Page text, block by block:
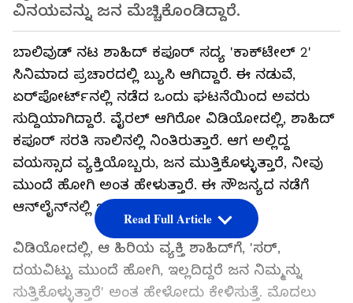
ವಿನಯವನ್ನು ಜನ ಮೆಚ್ಚಿಕೊಂಡಿದ್ದಾರೆ.
ಬಾಲಿವುಡ್ ನಟ ಶಾಹಿದ್ ಕಪೂರ್ ಸದ್ಯ 'ಕಾಕ್‌ಟೇಲ್ 2'
ಸಿನಿಮಾದ ಪ್ರಚಾರದಲ್ಲಿ ಬ್ಯುಸಿ ಆಗಿದ್ದಾರೆ. ಈ ನಡುವೆ,
ಏರ್‌ಪೋರ್ಟ್‌ನಲ್ಲಿ ನಡೆದ ಒಂದು ಘಟನೆಯಿಂದ ಅವರು
ಸುದ್ದಿಯಾಗಿದ್ದಾರೆ. ವೈರಲ್ ಆಗಿರೋ ವಿಡಿಯೋದಲ್ಲಿ, ಶಾಹಿದ್
ಕಪೂರ್ ಸರತಿ ಸಾಲಿನಲ್ಲಿ ನಿಂತಿರುತ್ತಾರೆ. ಆಗ ಅಲ್ಲಿದ್ದ
ವಯಸ್ಸಾದ ವ್ಯಕ್ತಿಯೊಬ್ಬರು, ಜನ ಮುತ್ತಿಕೊಳ್ಳುತ್ತಾರೆ, ನೀವು
ಮುಂದೆ ಹೋಗಿ ಅಂತ ಹೇಳುತ್ತಾರೆ. ಈ ಸೌಜನ್ಯದ ನಡೆಗೆ
ಆನ್‌ಲೈನ್‌ನಲ್ಲಿ ಭಾರಿ ಮೆಚ್ಚುಗೆ ವ್ಯಕ್ತವಾಗಿದೆ.
ವಿಡಿಯೋದಲ್ಲಿ, ಆ ಹಿರಿಯ ವ್ಯಕ್ತಿ ಶಾಹಿದ್‌ಗೆ, 'ಸರ್,
ದಯವಿಟ್ಟು ಮುಂದೆ ಹೋಗಿ, ಇಲ್ಲದಿದ್ದರೆ ಜನ ನಿಮ್ಮನ್ನು
ಸುತ್ತಿಕೊಳ್ಳುತ್ತಾರೆ' ಅಂತ ಹೇಳೋದು ಕೇಳಿಸುತ್ತೆ. ಮೊದಲು
Read Full Article